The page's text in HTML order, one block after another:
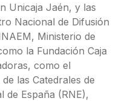
Unicaja Jaén, y las
Nacional de Difusión
Ministerio de
la Fundación Caja
como el
las Catedrales de
de España (RNE),